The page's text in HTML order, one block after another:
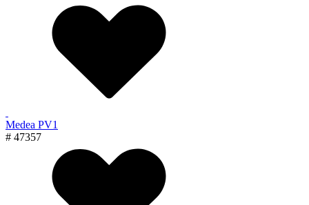
Medea PV1
# 47357